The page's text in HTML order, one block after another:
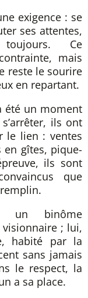
exigence : se
ses attentes,
Ce
mais
reste le sourire
en repartant.
été un moment
ils ont
le lien : ventes
en gîtes, pique-
ils sont
que
un binôme
; lui,
habité par la
sans jamais
le respect, la
a sa place.